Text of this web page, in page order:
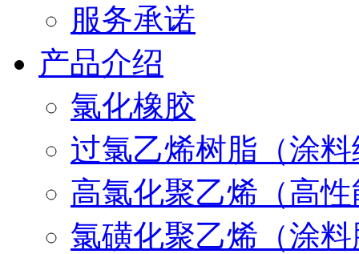
服务承诺
产品介绍
氯化橡胶
过氯乙烯树脂（涂
高氯化聚乙烯（高
氯磺化聚乙烯（涂